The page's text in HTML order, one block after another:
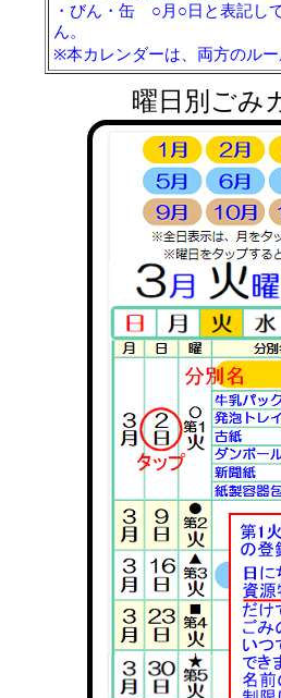
・びん・缶 ○月○日と表記し
ん。
※本カレンダーは、両方のルー
曜日別ごみ